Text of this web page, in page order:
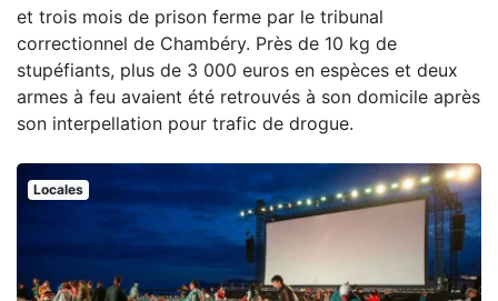
et trois mois de prison ferme par le tribunal
correctionnel de Chambéry. Près de 10 kg de
stupéfiants, plus de 3 000 euros en espèces et deux
armes à feu avaient été retrouvés à son domicile après
son interpellation pour trafic de drogue.
Locales